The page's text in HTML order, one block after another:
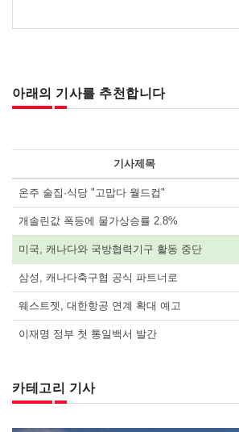
아래의 기사를 추천합니다
기사제목
온주 술집·식당 "고맙다 월드컵"
개솔린값 폭등에 물가상승률 2.8%
미국, 캐나다와 국방협력기구 활동 중단
삼성, 캐나다축구협 공식 파트너로
웨스트젯, 대한항공 연계 확대 예고
이재명 정부 첫 통일백서 발간
카테고리 기사